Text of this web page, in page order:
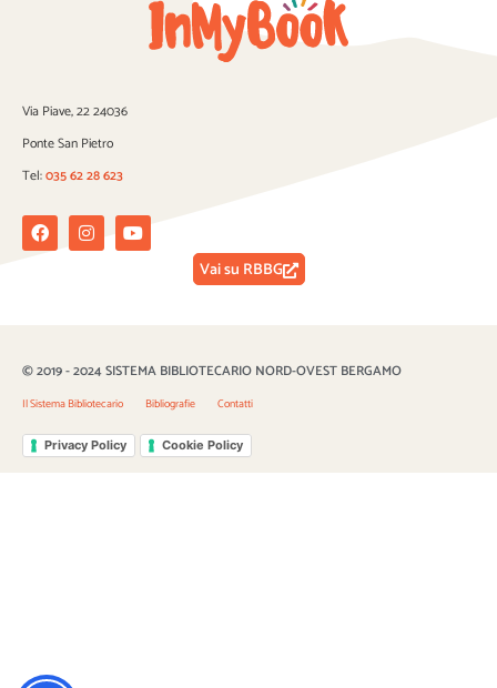
Via Piave, 22 24036
Ponte San Pietro
Tel:035 62 28 623
FacebookInstagramYoutube
Vai su RBBG
© 2019 - 2024 SISTEMA BIBLIOTECARIO NORD-OVEST BERGAMO
Il Sistema Bibliotecario Bibliografie Contatti
Privacy Policy Cookie Policy